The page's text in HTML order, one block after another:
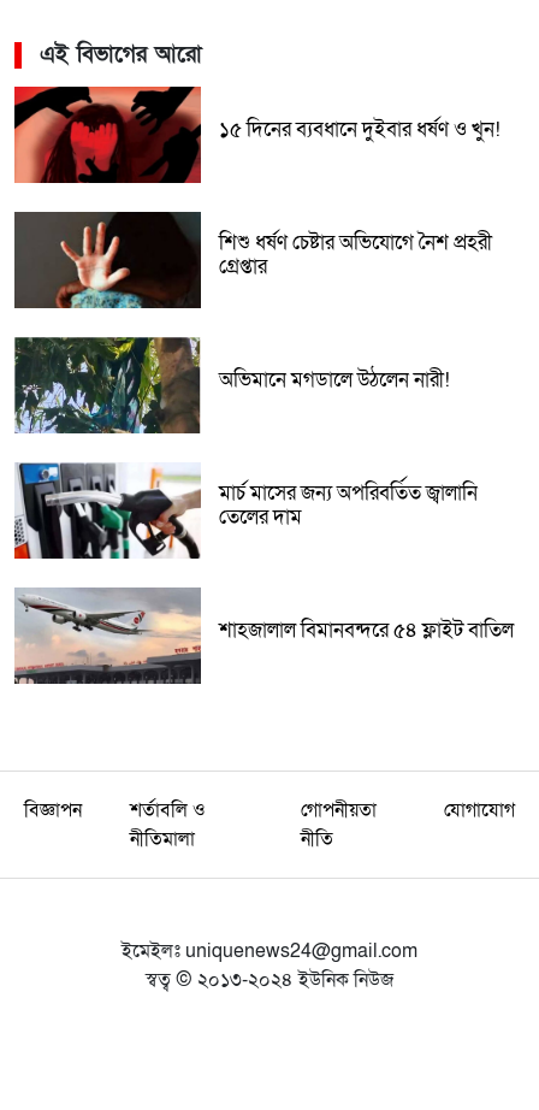
এই বিভাগের আরো
১৫ দিনের ব্যবধানে দুইবার ধর্ষণ ও খুন!
শিশু ধর্ষণ চেষ্টার অভিযোগে নৈশ প্রহরী
গ্রেপ্তার
অভিমানে মগডালে উঠলেন নারী!
মার্চ মাসের জন্য অপরিবর্তিত জ্বালানি
তেলের দাম
শাহজালাল বিমানবন্দরে ৫৪ ফ্লাইট বাতিল
বিজ্ঞাপন
শর্তাবলি ও
নীতিমালা
গোপনীয়তা
নীতি
যোগাযোগ
ইমেইলঃ uniquenews24@gmail.com
স্বত্ব © ২০১৩-২০২৪ ইউনিক নিউজ